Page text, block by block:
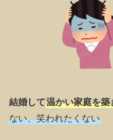
結婚して温かい家庭を築
ない、笑われたくない